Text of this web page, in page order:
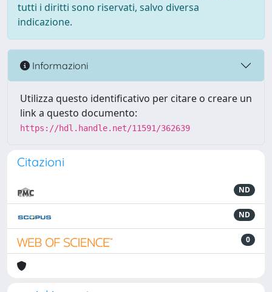
tutti i diritti sono riservati, salvo diversa
indicazione.
Informazioni
Utilizza questo identificativo per citare o creare un
link a questo documento:
https://hdl.handle.net/11591/362639
Citazioni
ND
ND
0